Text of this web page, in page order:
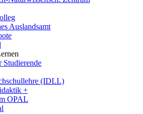
Auslandsamt
Studierende
(IDLL)
+
OPAL